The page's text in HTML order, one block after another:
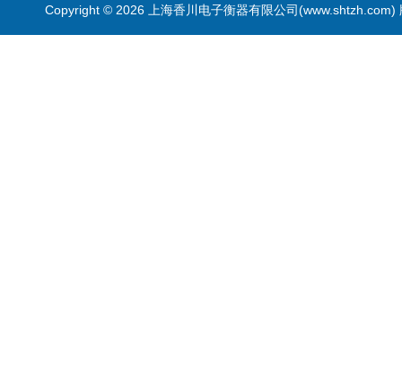
Copyright © 2026 上海香川电子衡器有限公司(www.shtzh.com)